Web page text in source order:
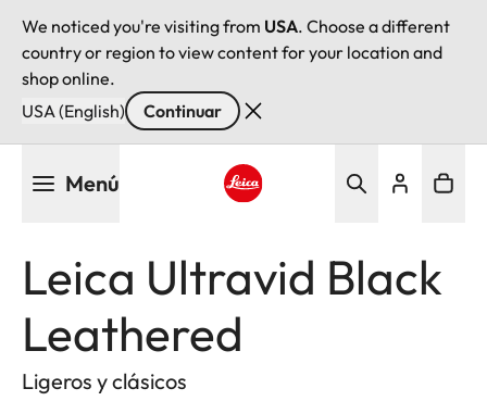
We noticed you're visiting from USA. Choose a different
country or region to view content for your location and
shop online.
USA (English)
Continuar
Menú
Leica Ultravid Black
Leathered
Ligeros y clásicos